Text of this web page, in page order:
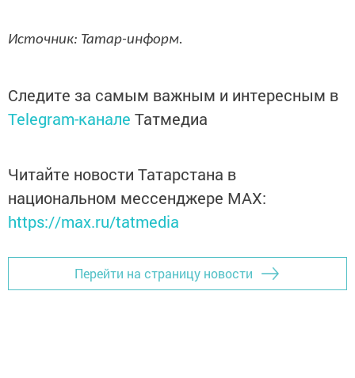
Источник: Татар-информ.
Следите за самым важным и интересным в
Telegram-канале Татмедиа
Читайте новости Татарстана в
национальном мессенджере MАХ:
https://max.ru/tatmedia
Перейти на страницу новости